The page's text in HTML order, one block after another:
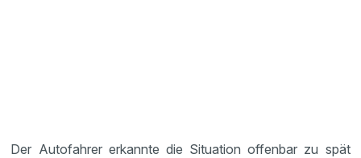
Der Autofahrer erkannte die Situation offenbar zu spät